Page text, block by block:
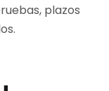
plazos